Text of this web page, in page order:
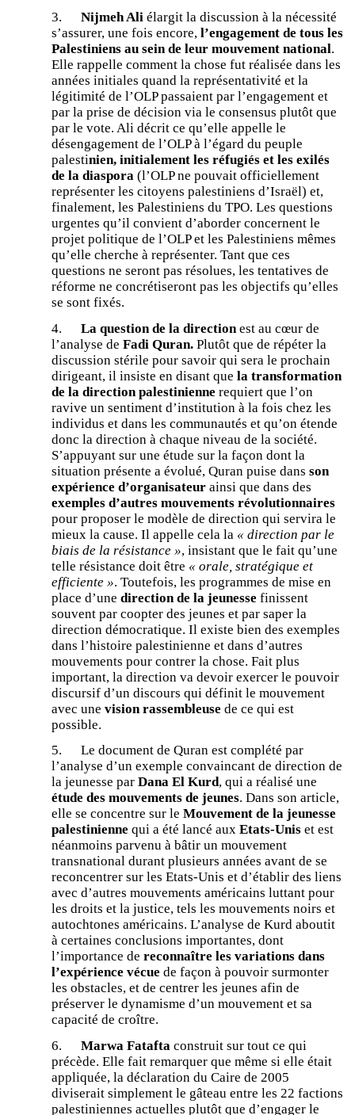
3. Nijmeh Ali élargit la discussion à la nécessité
s’assurer, une fois encore, l’engagement de tous les
Palestiniens au sein de leur mouvement national.
Elle rappelle comment la chose fut réalisée dans les
années initiales quand la représentativité et la
légitimité de l’OLP passaient par l’engagement et
par la prise de décision via le consensus plutôt que
par le vote. Ali décrit ce qu’elle appelle le
désengagement de l’OLP à l’égard du peuple
palestinien, initialement les réfugiés et les exilés
de la diaspora (l’OLP ne pouvait officiellement
représenter les citoyens palestiniens d’Israël) et,
finalement, les Palestiniens du TPO. Les questions
urgentes qu’il convient d’aborder concernent le
projet politique de l’OLP et les Palestiniens mêmes
qu’elle cherche à représenter. Tant que ces
questions ne seront pas résolues, les tentatives de
réforme ne concrétiseront pas les objectifs qu’elles
se sont fixés.
4. La question de la direction est au cœur de
l’analyse de Fadi Quran. Plutôt que de répéter la
discussion stérile pour savoir qui sera le prochain
dirigeant, il insiste en disant que la transformation
de la direction palestinienne requiert que l’on
ravive un sentiment d’institution à la fois chez les
individus et dans les communautés et qu’on étende
donc la direction à chaque niveau de la société.
S’appuyant sur une étude sur la façon dont la
situation présente a évolué, Quran puise dans son
expérience d’organisateur ainsi que dans des
exemples d’autres mouvements révolutionnaires
pour proposer le modèle de direction qui servira le
mieux la cause. Il appelle cela la « direction par le
biais de la résistance », insistant que le fait qu’une
telle résistance doit être « orale, stratégique et
efficiente ». Toutefois, les programmes de mise en
place d’une direction de la jeunesse finissent
souvent par coopter des jeunes et par saper la
direction démocratique. Il existe bien des exemples
dans l’histoire palestinienne et dans d’autres
mouvements pour contrer la chose. Fait plus
important, la direction va devoir exercer le pouvoir
discursif d’un discours qui définit le mouvement
avec une vision rassembleuse de ce qui est
possible.
5. Le document de Quran est complété par
l’analyse d’un exemple convaincant de direction de
la jeunesse par Dana El Kurd, qui a réalisé une
étude des mouvements de jeunes. Dans son article,
elle se concentre sur le Mouvement de la jeunesse
palestinienne qui a été lancé aux Etats-Unis et est
néanmoins parvenu à bâtir un mouvement
transnational durant plusieurs années avant de se
reconcentrer sur les Etats-Unis et d’établir des liens
avec d’autres mouvements américains luttant pour
les droits et la justice, tels les mouvements noirs et
autochtones américains. L’analyse de Kurd aboutit
à certaines conclusions importantes, dont
l’importance de reconnaître les variations dans
l’expérience vécue de façon à pouvoir surmonter
les obstacles, et de centrer les jeunes afin de
préserver le dynamisme d’un mouvement et sa
capacité de croître.
6. Marwa Fatafta construit sur tout ce qui
précède. Elle fait remarquer que même si elle était
appliquée, la déclaration du Caire de 2005
diviserait simplement le gâteau entre les 22 factions
palestiniennes actuelles plutôt que d’engager le